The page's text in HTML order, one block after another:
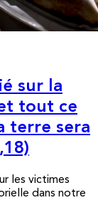
sur la
tout ce
terre sera
les victimes
dans notre